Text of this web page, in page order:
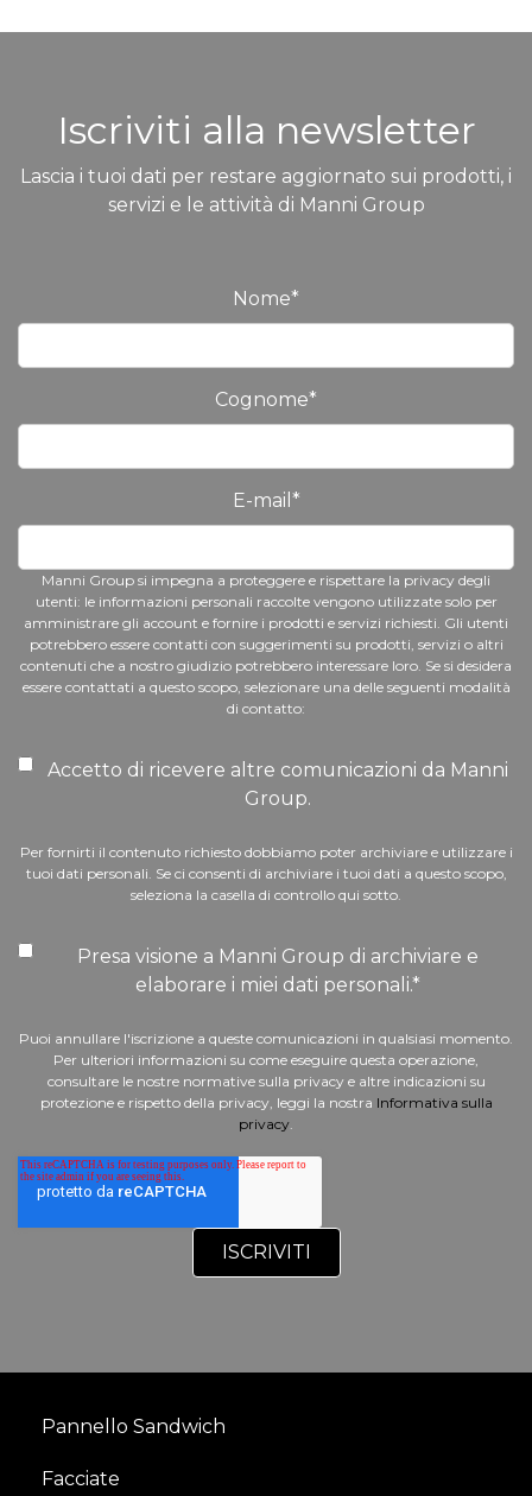
Iscriviti alla newsletter
Lascia i tuoi dati per restare aggiornato sui prodotti, i
servizi e le attività di Manni Group
Nome*
Cognome*
E-mail *
Manni Group si impegna a proteggere e rispettare la privacy degli
utenti: le informazioni personali raccolte vengono utilizzate solo per
amministrare gli account e fornire i prodotti e servizi richiesti. Gli utenti
potrebbero essere contatti con suggerimenti su prodotti, servizi o altri
contenuti che a nostro giudizio potrebbero interessare loro. Se si desidera
essere contattati a questo scopo, selezionare una delle seguenti modalità
di contatto:
Accetto di ricevere altre comunicazioni da Manni
Group.
Per fornirti il contenuto richiesto dobbiamo poter archiviare e utilizzare i
tuoi dati personali. Se ci consenti di archiviare i tuoi dati a questo scopo,
seleziona la casella di controllo qui sotto.
Presa visione a Manni Group di archiviare e
elaborare i miei dati personali.*
Puoi annullare l'iscrizione a queste comunicazioni in qualsiasi momento.
Per ulteriori informazioni su come eseguire questa operazione,
consultare le nostre normative sulla privacy e altre indicazioni su
protezione e rispetto della privacy, leggi la nostra Informativa sulla
privacy
Pannello Sandwich
Facciate